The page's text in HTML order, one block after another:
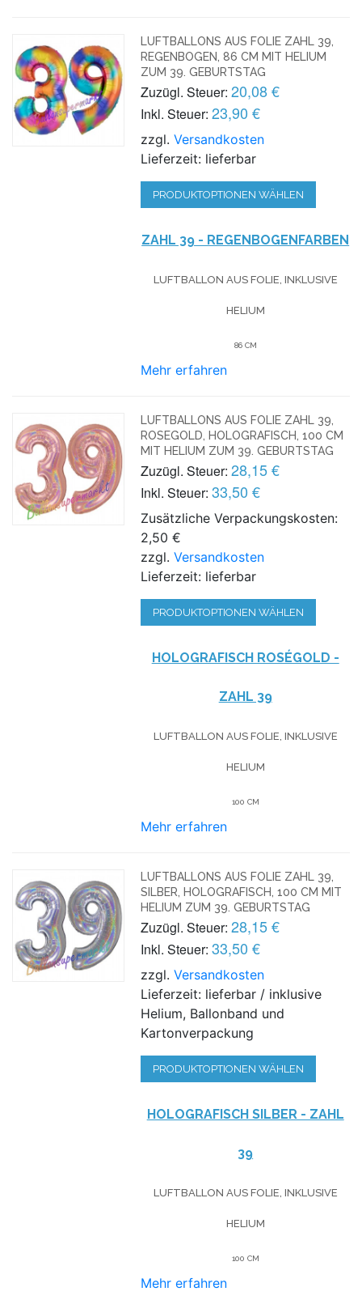
LUFTBALLONS AUS FOLIE ZAHL 39,
REGENBOGEN, 86 CM MIT HELIUM
ZUM 39. GEBURTSTAG
Zuzügl. Steuer: 20,08 €
Inkl. Steuer: 23,90 €
zzgl.Versandkosten
Lieferzeit: lieferbar
PRODUKTOPTIONEN WÄHLEN
ZAHL 39 - REGENBOGENFARBEN
LUFTBALLON AUS FOLIE, INKLUSIVE
HELIUM
86 CM
Mehr erfahren
LUFTBALLONS AUS FOLIE ZAHL 39,
ROSEGOLD, HOLOGRAFISCH, 100 CM
MIT HELIUM ZUM 39. GEBURTSTAG
Zuzügl. Steuer: 28,15 €
Inkl. Steuer: 33,50 €
Zusätzliche Verpackungskosten:
2,50 €
zzgl.Versandkosten
Lieferzeit: lieferbar
PRODUKTOPTIONEN WÄHLEN
HOLOGRAFISCH ROSÉGOLD -
ZAHL 39
LUFTBALLON AUS FOLIE, INKLUSIVE
HELIUM
100 CM
Mehr erfahren
LUFTBALLONS AUS FOLIE ZAHL 39,
SILBER, HOLOGRAFISCH, 100 CM MIT
HELIUM ZUM 39. GEBURTSTAG
Zuzügl. Steuer: 28,15 €
Inkl. Steuer: 33,50 €
zzgl.Versandkosten
Lieferzeit: lieferbar / inklusive
Helium, Ballonband und
Kartonverpackung
PRODUKTOPTIONEN WÄHLEN
HOLOGRAFISCH SILBER - ZAHL
39
LUFTBALLON AUS FOLIE, INKLUSIVE
HELIUM
100 CM
Mehr erfahren